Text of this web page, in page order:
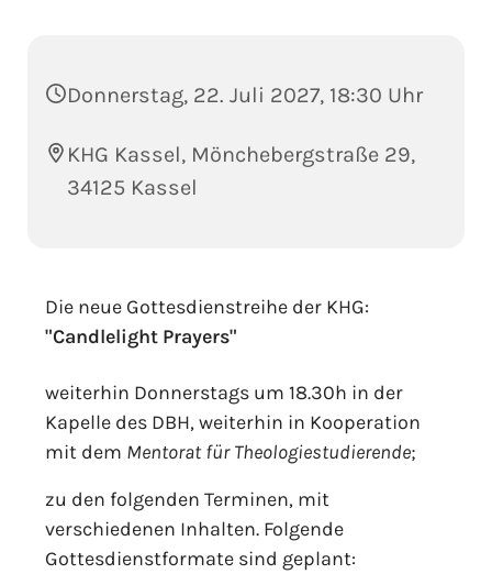
Donnerstag, 22. Juli 2027, 18:30 Uhr
KHG Kassel, Mönchebergstraße 29,
34125 Kassel
Die neue Gottesdienstreihe der KHG:
"Candlelight Prayers"
weiterhin Donnerstags um 18.30h in der
Kapelle des DBH, weiterhin in Kooperation
mit dem Mentorat für Theologiestudierende;
zu den folgenden Terminen, mit
verschiedenen Inhalten. Folgende
Gottesdienstformate sind geplant: